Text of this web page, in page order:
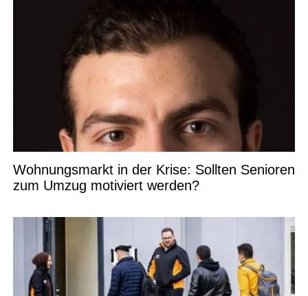
Wohnungsmarkt in der Krise: Sollten Senioren
zum Umzug motiviert werden?